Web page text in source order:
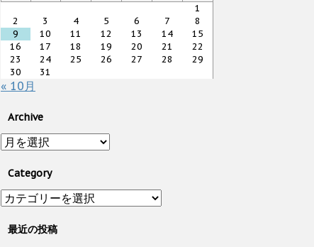
1
2
3 4 5 6 7
8
9
10 11 12 13 14
15
16
17 18 19 20 21
22
23
24 25 26 27 28
29
30
31
« 10月
Archive
Archive
Category
Category
最近の投稿